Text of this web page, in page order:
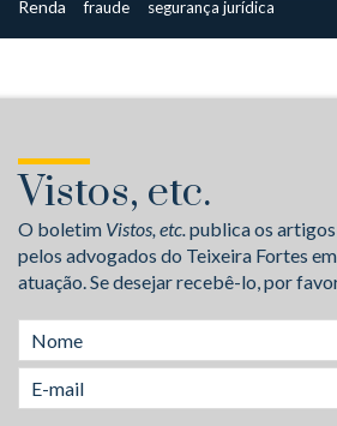
Renda
fraude segurança jurídica
Vistos, etc.
O boletim Vistos, etc.publica os
pelos advogados do Teixeira Fortes
atuação. Se desejar recebê-lo, por